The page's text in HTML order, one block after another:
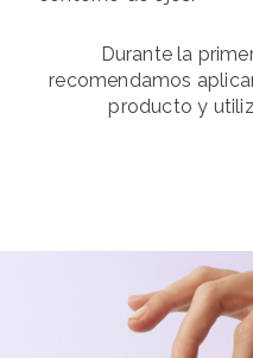
Durante la
recomendamos
producto y